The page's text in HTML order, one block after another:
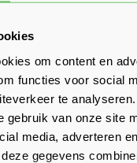
om content en
functies voor social
te
gebruik van onze site
media, adverteren
gegevens
rood - Zak à 200
21,12per zak
UNI-Slagpijp Verzinkt